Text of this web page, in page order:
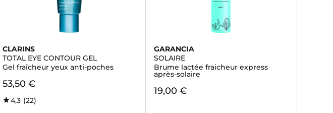
CLARINS
TOTAL EYE CONTOUR GEL
Gel fraîcheur yeux anti-poches
53,50 €
4,3 (22)
GARANCIA
SOLAIRE
Brume lactée fraicheur express
après-solaire
19,00 €